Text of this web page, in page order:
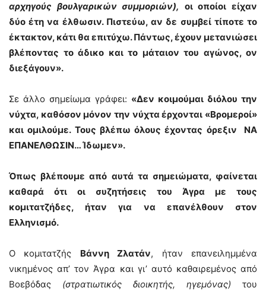
αρχηγούς βουλγαρικών συμμοριών), οι οποίοι είχαν
δύο έτη να έλθωσιν. Πιστεύω, αν δε συμβεί τίποτε το
έκτακτον, κάτι θα επιτύχω. Πάντως, έχουν μετανιώσει
βλέποντας το άδικο και το μάταιον του αγώνος, ον
διεξάγουν».
Σε άλλο σημείωμα γράφει: «Δεν κοιμούμαι διόλου την
νύχτα, καθόσον μόνον την νύχτα έρχονται «Βρομεροί»
και ομιλούμε. Τους βλέπω όλους έχοντας όρεξιν ΝΑ
ΕΠΑΝΕΛΘΩΣΙΝ… Ίδωμεν».
Όπως βλέπουμε από αυτά τα σημειώματα, φαίνεται
καθαρά ότι οι συζητήσεις του Άγρα με τους
κομιτατζήδες, ήταν για να επανέλθουν στον
Ελληνισμό.
Ο κομιτατζής Βάννη Ζλατάν, ήταν επανειλημμένα
νικημένος απ’ τον Άγρα και γι’ αυτό καθαιρεμένος από
Βοεβόδας (στρατιωτικός διοικητής, ηγεμόνας) του